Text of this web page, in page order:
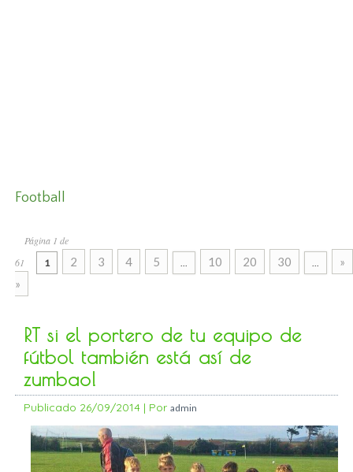
Football
Página 1 de
61
1 2 3 4 5 ... 10 20 30 ...
»
»
RT si el portero de tu equipo de
fútbol también está así de
zumbao!
Publicado 26/09/2014 | Por admin